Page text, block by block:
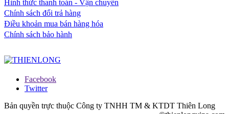
Hình thức thanh toán - Vận chuyển
Chính sách đổi trả hàng
Điều khoản mua bán hàng hóa
Chính sách bảo hành
Facebook
Twitter
Bản quyền trực thuộc Công ty TNHH TM & KTDT Thiên Long